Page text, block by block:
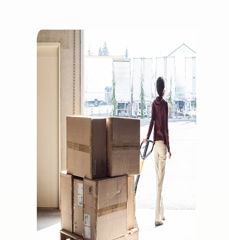
clients du monde entier
Comment vendre des T-
shirts en ligne
Développez votre marque